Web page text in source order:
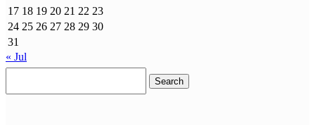
17 18 19 20 21 22 23
24 25 26 27 28 29 30
31
« Jul